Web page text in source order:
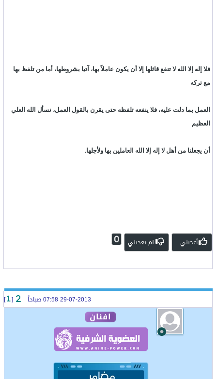
فلا إله إلا الله لا تنفع قائلها إلا أن يكون عاملاً بها، آتيا بشروطها، أما من تلفظ بها
مع تركه
العمل بما دلت عليه، فلا ينفعه تلفظه حتى يقرن بالقول العمل، نسأل الله العلي
العظيم
أن يجعلنا من أهل لا إله إلا الله العاملين بها ولأجلها.
أعجبني لم يعجبني 0
[
1
]
افنان